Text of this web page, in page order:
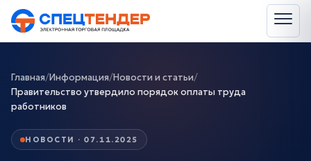
Главная/Информация/Новости и статьи/
Правительство утвердило порядок оплаты труда
работников
НОВОСТИ · 07.11.2025